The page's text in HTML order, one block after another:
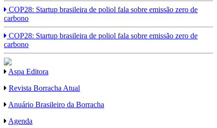
COP28: Startup brasileira de poliol fala sobre emissão zero de
carbono
COP28: Startup brasileira de poliol fala sobre emissão zero de
carbono
Aspa Editora
Revista Borracha Atual
Anuário Brasileiro da Borracha
Agenda